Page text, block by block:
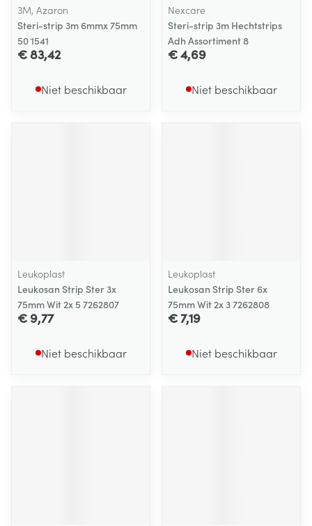
3M, Azaron
Steri-strip 3m 6mmx 75mm
50 1541
€ 83,42
Niet beschikbaar
Nexcare
Steri-strip 3m Hechtstrips
Adh Assortiment 8
€ 4,69
Niet beschikbaar
Leukoplast
Leukosan Strip Ster 3x
75mm Wit 2x 5 7262807
€ 9,77
Niet beschikbaar
Leukoplast
Leukosan Strip Ster 6x
75mm Wit 2x 3 7262808
€ 7,19
Niet beschikbaar